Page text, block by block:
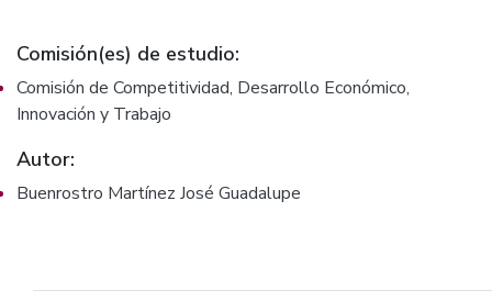
adicionándole el inciso d) de la Ley de Turismo
para el estado de Jalisco y sus municipios. (F.4427)
Comisión(es) de estudio:
Comisión de Competitividad, Desarrollo Económico,
Innovación y Trabajo
Autor:
Buenrostro Martínez José Guadalupe